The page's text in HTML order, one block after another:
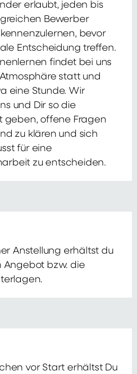
erlaubt, jeden bis
Bewerber
bevor
Entscheidung treffen.
findet bei uns
statt und
eine Stunde. Wir
und Dir so die
geben, offene Fragen
zu klären und sich
für eine
zu entscheiden.
Anstellung erhältst du
Angebot bzw. die
vor Start erhältst Du